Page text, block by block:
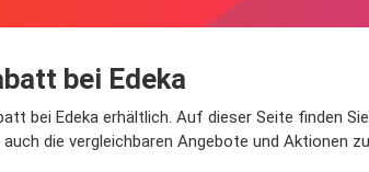
bei Edeka
bei Edeka erhältlich. Auf dieser Seite finden
die vergleichbaren Angebote und Aktionen